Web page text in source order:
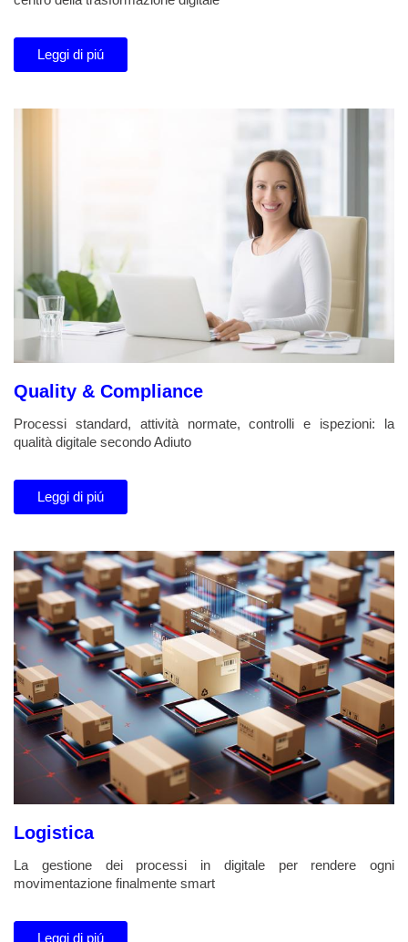
Leggi di piú
Quality & Compliance
Processi standard, attività normate, controlli e ispezioni: la
qualità digitale secondo Adiuto
Leggi di piú
Logistica
La gestione dei processi in digitale per rendere ogni
movimentazione finalmente smart
Leggi di piú